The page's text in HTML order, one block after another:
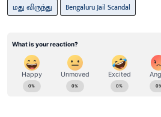
மது விருந்து
Bengaluru Jail Scandal